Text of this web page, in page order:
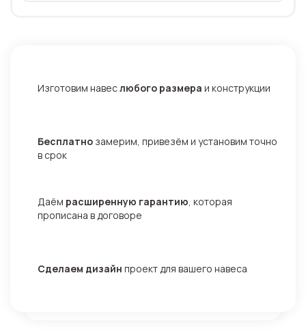
Изготовим навеслюбого размера и конструкции
Бесплатно замерим, привезём и установим точно
в срок
Даём расширенную гарантию , которая
прописана в договоре
Сделаем дизайн проект для вашего навеса